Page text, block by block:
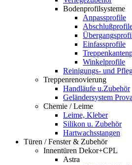
Bodenprofilsysteme
Anpassprofile
Einfassprofile
Winkelprofile
Reinigungs- und
Treppenrenovierung
Handläufe u.Zubehör
Geländersystem Prova
Chemie / Leime
Leime, Kleber
Silikon u. Zubehör
Hartwachsstangen
Türen / Fenster & Zubehör
Innentüren Dekor+CPL
Astra